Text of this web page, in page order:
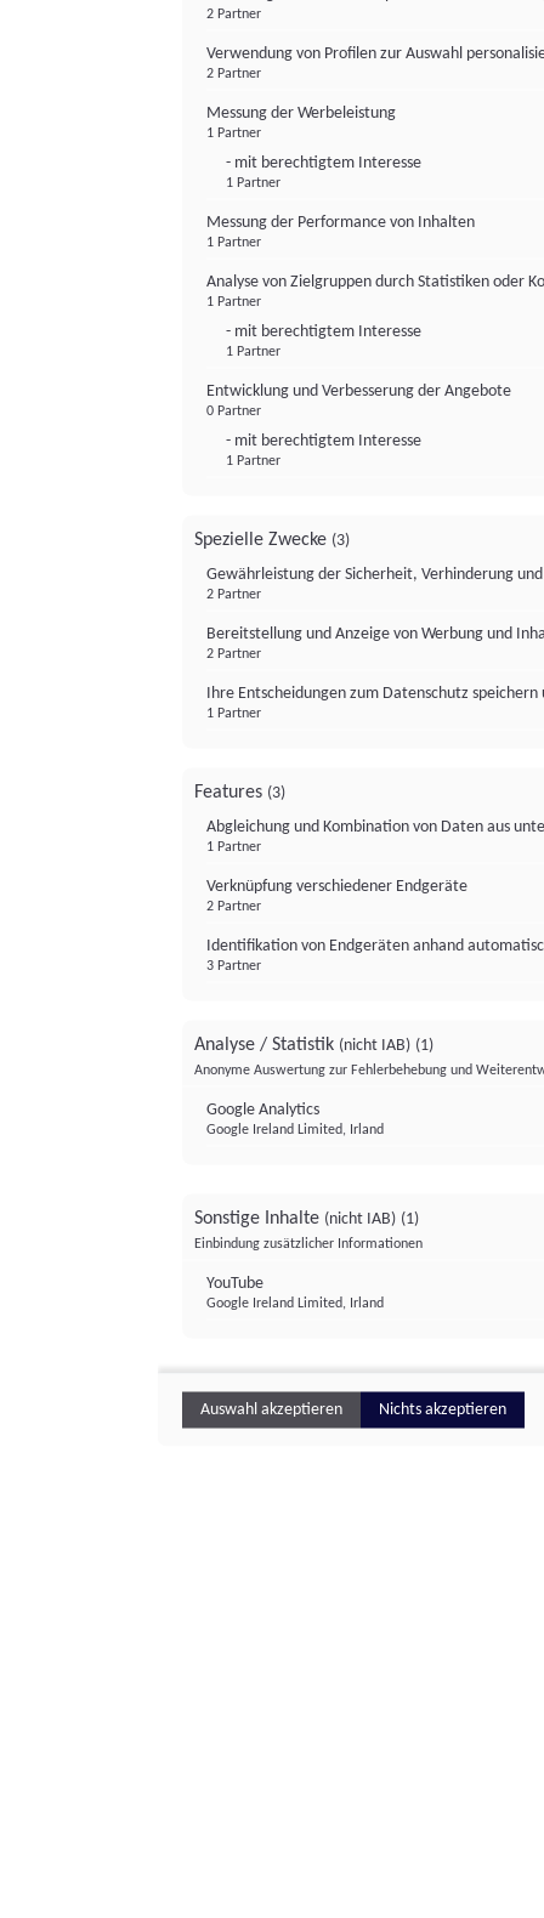
2 Partner
Verwendung von Profilen zur Auswahl
2 Partner
Messung der Werbeleistung
1 Partner
- mit berechtigtem Interesse
1 Partner
Messung der Performance von Inhalten
1 Partner
Analyse von Zielgruppen durch Statistiken oder
1 Partner
- mit berechtigtem Interesse
1 Partner
Entwicklung und Verbesserung der Angebote
0 Partner
- mit berechtigtem Interesse
1 Partner
Spezielle Zwecke (3)
Gewährleistung der Sicherheit, Verhinderung
2 Partner
Bereitstellung und Anzeige von Werbung und
2 Partner
Ihre Entscheidungen zum Datenschutz
1 Partner
Features (3)
Abgleichung und Kombination von Daten aus
1 Partner
Verknüpfung verschiedener Endgeräte
2 Partner
Identifikation von Endgeräten anhand
3 Partner
Analyse / Statistik (nicht IAB) (1)
Anonyme Auswertung zur Fehlerbehebung und
Google Analytics
Google Ireland Limited, Irland
Sonstige Inhalte (nicht IAB) (1)
Einbindung zusätzlicher Informationen
YouTube
Google Ireland Limited, Irland
Auswahl akzeptieren Nichts akzeptieren